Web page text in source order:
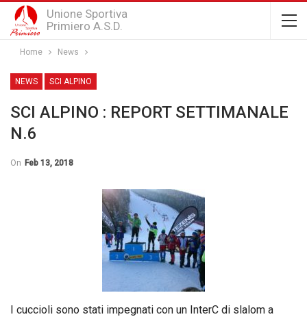
Unione Sportiva
Primiero A.S.D.
Home News
NEWS SCI ALPINO
SCI ALPINO : REPORT SETTIMANALE
N.6
On Feb 13, 2018
I cuccioli sono stati impegnati con un InterC di slalom a